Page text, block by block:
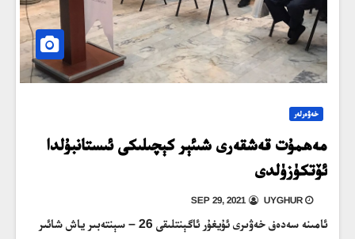
خەۋەرلەر
مەھمۇت قەشقەرى شىئېر كېچىلىكى ئىستانبۇلدا
ئۆتكۈزۈلدى
SEP 29, 2021 UYGHUR
ئامىنە سەدەف خەۋىرى ئۇيغۇر ئاگېنتلىقى 26 – سېنتەبىر ياش شائىر